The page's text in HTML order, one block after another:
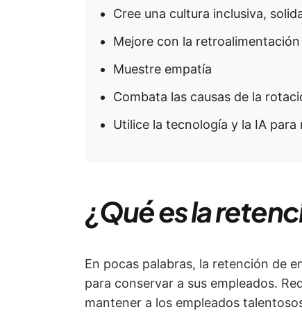
Cree una cultura inclusiva,
Mejore con la retroalimentación
Muestre empatía
Combata las causas de la
Utilice la tecnología y la IA
¿Qué es la
En pocas palabras, la retención de
para conservar a sus empleados.
mantener a los empleados